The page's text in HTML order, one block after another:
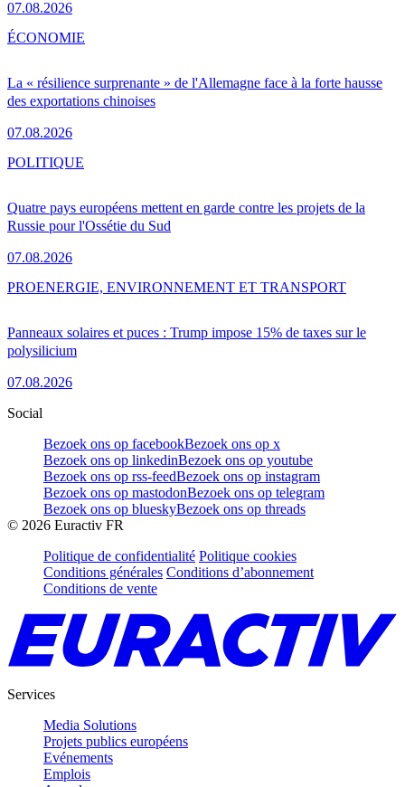
07.08.2026
La « résilience surprenante » de l'Allemagne face à la forte hausse
des exportations chinoises
07.08.2026
ÉCONOMIE
Quatre pays européens mettent en garde contre les projets de la
Russie pour l'Ossétie du Sud
07.08.2026
POLITIQUE
Panneaux solaires et puces : Trump impose 15% de taxes sur le
polysilicium
07.08.2026
PROENERGIE, ENVIRONNEMENT ET TRANSPORT
Social
Bezoek ons op facebookBezoek ons op x
Bezoek ons op linkedinBezoek ons op youtube
Bezoek ons op rss-feedBezoek ons op instagram
Bezoek ons op mastodonBezoek ons op telegram
Bezoek ons op blueskyBezoek ons op threads
© 2026 Euractiv FR
Politique de confidentialité Politique cookies
Conditions générales Conditions d’abonnement
Conditions de vente
Services
Media Solutions
Projets publics européens
Evénements
Emplois